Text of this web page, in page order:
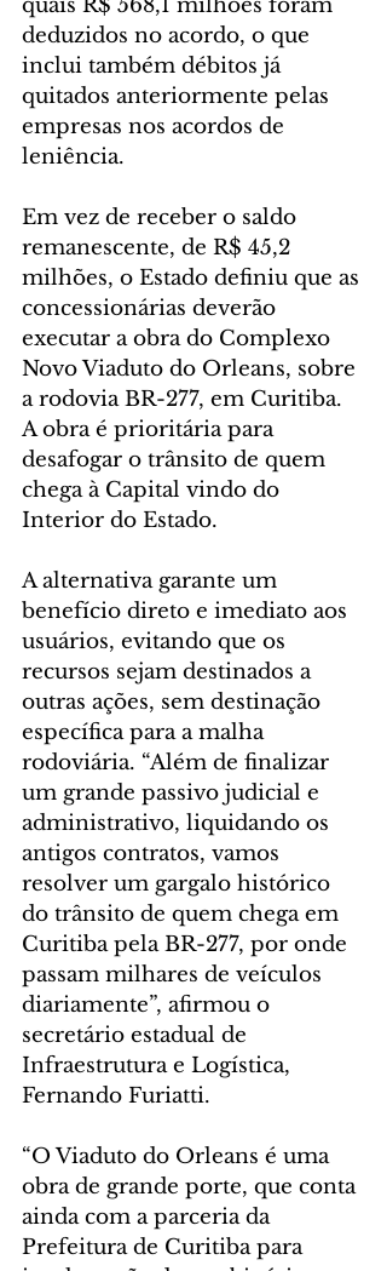
quais R$ 568,1 milhões foram
deduzidos no acordo, o que
inclui também débitos já
quitados anteriormente pelas
empresas nos acordos de
leniência.
Em vez de receber o saldo
remanescente, de R$ 45,2
milhões, o Estado definiu que as
concessionárias deverão
executar a obra do Complexo
Novo Viaduto do Orleans, sobre
a rodovia BR-277, em Curitiba.
A obra é prioritária para
desafogar o trânsito de quem
chega à Capital vindo do
Interior do Estado.
A alternativa garante um
benefício direto e imediato aos
usuários, evitando que os
recursos sejam destinados a
outras ações, sem destinação
específica para a malha
rodoviária. “Além de finalizar
um grande passivo judicial e
administrativo, liquidando os
antigos contratos, vamos
resolver um gargalo histórico
do trânsito de quem chega em
Curitiba pela BR-277, por onde
passam milhares de veículos
diariamente”, afirmou o
secretário estadual de
Infraestrutura e Logística,
Fernando Furiatti.
“O Viaduto do Orleans é uma
obra de grande porte, que conta
ainda com a parceria da
Prefeitura de Curitiba para